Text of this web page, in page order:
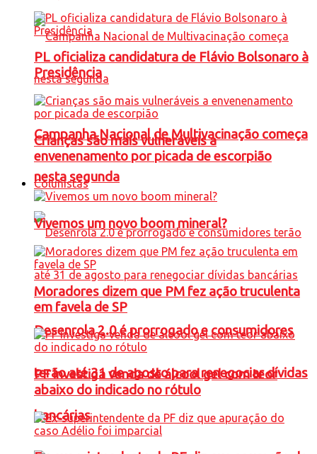
Campanha Nacional de Multivacinação começa
nesta segunda
Desenrola 2.0 é prorrogado e consumidores
terão até 31 de agosto para renegociar dívidas
bancárias
PL oficializa candidatura de Flávio Bolsonaro à
Presidência
Crianças são mais vulneráveis a
envenenamento por picada de escorpião
Colunistas
Vivemos um novo boom mineral?
Moradores dizem que PM fez ação truculenta
em favela de SP
PF investiga venda de álcool gel com teor
abaixo do indicado no rótulo